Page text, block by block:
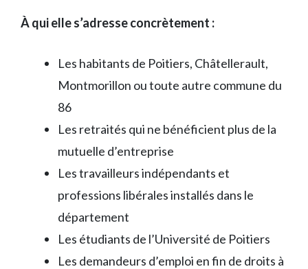
À qui elle s’adresse concrètement :
Les habitants de Poitiers, Châtellerault,
Montmorillon ou toute autre commune du
86
Les retraités qui ne bénéficient plus de la
mutuelle d’entreprise
Les travailleurs indépendants et
professions libérales installés dans le
département
Les étudiants de l’Université de Poitiers
Les demandeurs d’emploi en fin de droits à